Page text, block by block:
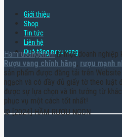
Giới thiệu
Shop
Tin tức
Liên hệ
Quà tặng rượu vang
Hamruoungon.vnlà một doanh nghiệp
Rượu vang chính hãng, rượu mạnh
sản phẩm được đăng tải trên
ngạch và có đầy đủ giấy tờ theo luật
được sự lựa chọn và tin tưởng từ
phục vụ một cách tốt nhất!
© [2024] HẦM RƯỢU NGON